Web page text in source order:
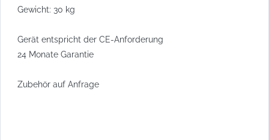
Gewicht: 30 kg
Gerät entspricht der CE-Anforderung
24 Monate Garantie
Zubehör auf Anfrage